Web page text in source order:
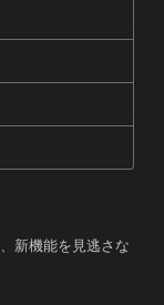
新機能を見逃さな